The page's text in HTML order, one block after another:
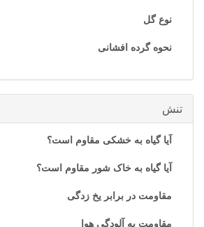
نوع گل
نحوه گرده افشانی
تنش
آیا گیاه به خشکی مقاوم است؟
آیا گیاه به خاک شور مقاوم است؟
مقاومت در برابر یخ زدگی
مقاومت به آلودگی هوا